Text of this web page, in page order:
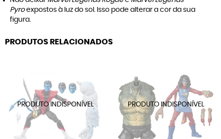
Pyroexpostos à luz do sol. Isso pode alterar a cor da sua
figura.
PRODUTOS RELACIONADOS